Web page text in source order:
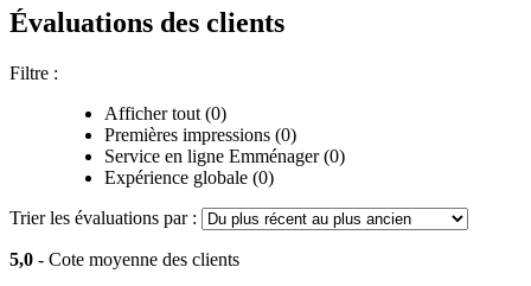
Évaluations des clients
Filtre :
Afficher tout (0)
Premières impressions (0)
Service en ligne Emménager (0)
Expérience globale (0)
Trier les évaluations par :
5,0 - Cote moyenne des clients